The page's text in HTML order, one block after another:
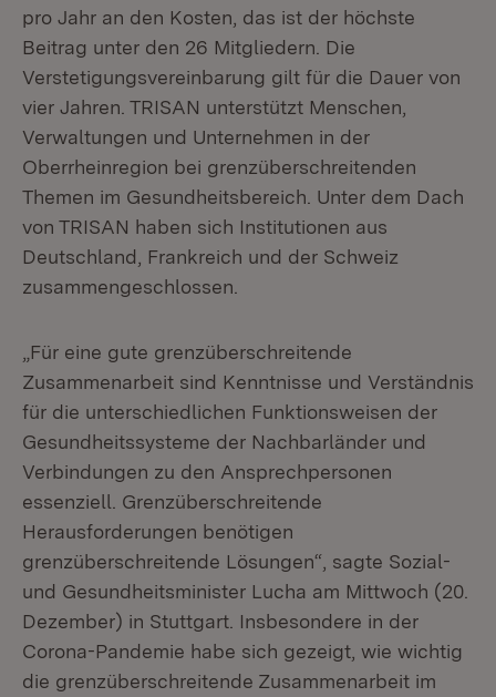
pro Jahr an den Kosten, das ist der höchste
Beitrag unter den 26 Mitgliedern. Die
Verstetigungsvereinbarung gilt für die Dauer von
vier Jahren. TRISAN unterstützt Menschen,
Verwaltungen und Unternehmen in der
Oberrheinregion bei grenzüberschreitenden
Themen im Gesundheitsbereich. Unter dem Dach
von TRISAN haben sich Institutionen aus
Deutschland, Frankreich und der Schweiz
zusammengeschlossen.
„Für eine gute grenzüberschreitende
Zusammenarbeit sind Kenntnisse und Verständnis
für die unterschiedlichen Funktionsweisen der
Gesundheitssysteme der Nachbarländer und
Verbindungen zu den Ansprechpersonen
essenziell. Grenzüberschreitende
Herausforderungen benötigen
grenzüberschreitende Lösungen“, sagte Sozial-
und Gesundheitsminister Lucha am Mittwoch (20.
Dezember) in Stuttgart. Insbesondere in der
Corona-Pandemie habe sich gezeigt, wie wichtig
die grenzüberschreitende Zusammenarbeit im